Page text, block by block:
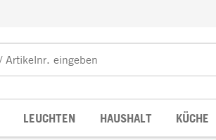
LEUCHTEN HAUSHALT KÜCHE